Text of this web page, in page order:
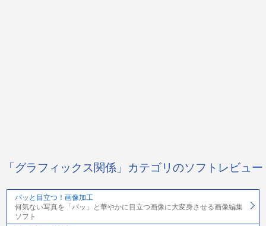
「グラフィックス関係」カテゴリのソフトレビュー
パッと目立つ！画像加工
何気ない写真を「パッ」と華やかに目立つ画像に大変身させる画像編集
ソフト